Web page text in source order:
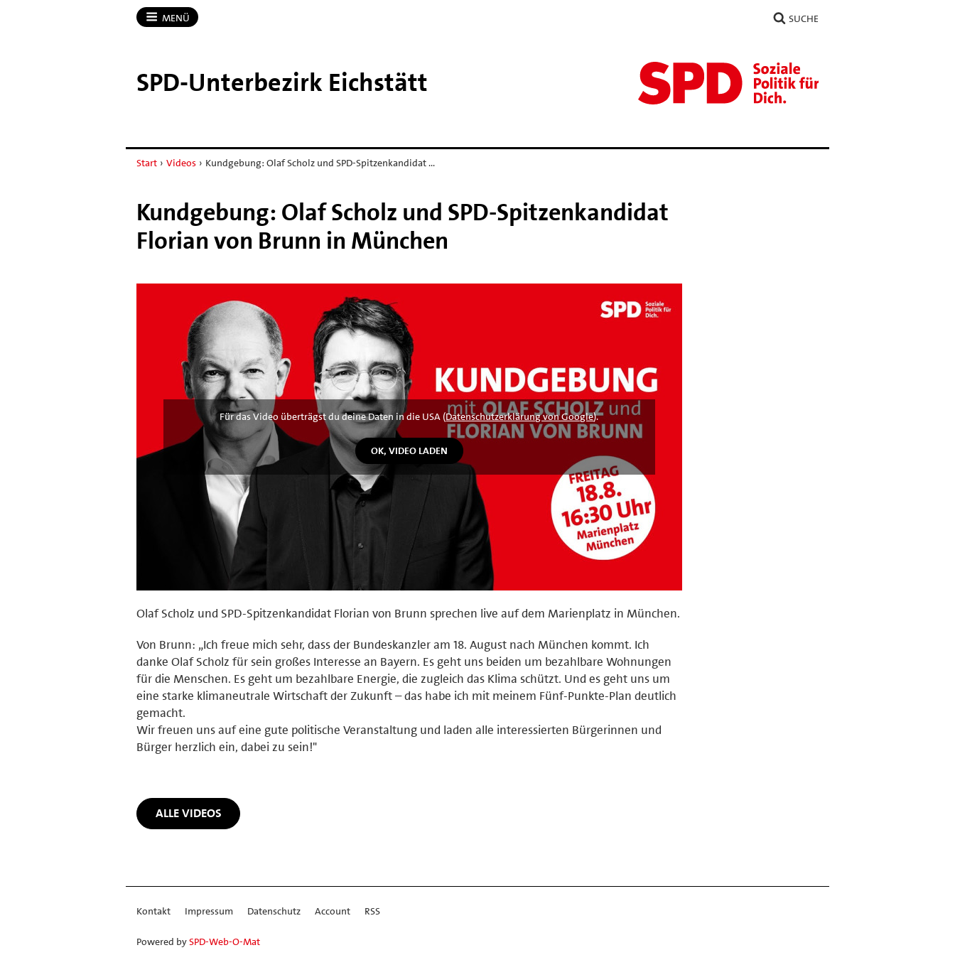
MENÜ SUCHE
SPD-​Unterbezirk Eichstätt
Start › Videos › Kundgebung: Olaf Scholz und SPD-Spitzenkandidat …
Kundgebung: Olaf Scholz und SPD-Spitzenkandidat
Florian von Brunn in München
Für das Video überträgst du deine Daten in die USA (Datenschutzerklärung von Google).
Olaf Scholz und SPD-Spitzenkandidat Florian von Brunn sprechen live auf dem Marienplatz in München.
Von Brunn: „Ich freue mich sehr, dass der Bundeskanzler am 18. August nach München kommt. Ich
danke Olaf Scholz für sein großes Interesse an Bayern. Es geht uns beiden um bezahlbare Wohnungen
für die Menschen. Es geht um bezahlbare Energie, die zugleich das Klima schützt. Und es geht uns um
eine starke klimaneutrale Wirtschaft der Zukunft – das habe ich mit meinem Fünf-Punkte-Plan deutlich
gemacht.
Wir freuen uns auf eine gute politische Veranstaltung und laden alle interessierten Bürgerinnen und
Bürger herzlich ein, dabei zu sein!"
ALLE VIDEOS
Kontakt Impressum Datenschutz Account RSS
Powered bySPD-Web-O-Mat